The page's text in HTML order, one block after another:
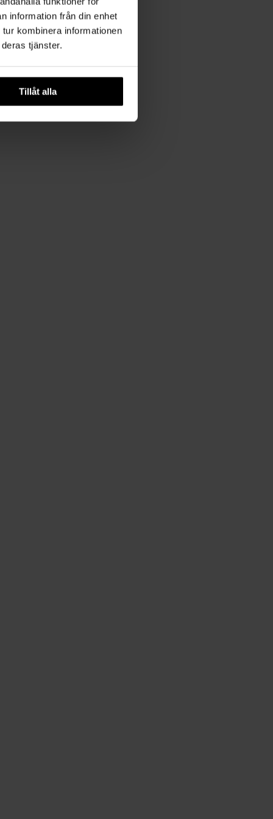
information från din enhet
kombinera informationen
tjänster.
Tillåt alla